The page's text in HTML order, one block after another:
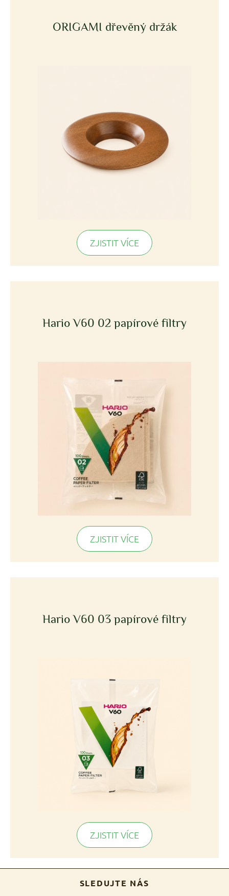
ORIGAMI dřevěný držák
ZJISTIT VÍCE
Hario V60 02 papírové filtry
ZJISTIT VÍCE
Hario V60 03 papírové filtry
ZJISTIT VÍCE
SLEDUJTE NÁS